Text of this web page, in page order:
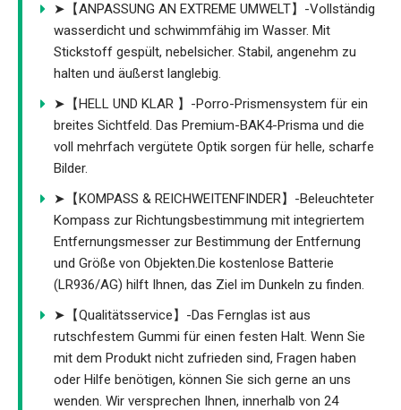
➤【ANPASSUNG AN EXTREME UMWELT】-Vollständig
wasserdicht und schwimmfähig im Wasser. Mit
Stickstoff gespült, nebelsicher. Stabil, angenehm zu
halten und äußerst langlebig.
➤【HELL UND KLAR 】-Porro-Prismensystem für ein
breites Sichtfeld. Das Premium-BAK4-Prisma und die
voll mehrfach vergütete Optik sorgen für helle, scharfe
Bilder.
➤【KOMPASS & REICHWEITENFINDER】-Beleuchteter
Kompass zur Richtungsbestimmung mit integriertem
Entfernungsmesser zur Bestimmung der Entfernung
und Größe von Objekten.Die kostenlose Batterie
(LR936/AG) hilft Ihnen, das Ziel im Dunkeln zu finden.
➤【Qualitätsservice】-Das Fernglas ist aus
rutschfestem Gummi für einen festen Halt. Wenn Sie
mit dem Produkt nicht zufrieden sind, Fragen haben
oder Hilfe benötigen, können Sie sich gerne an uns
wenden. Wir versprechen Ihnen, innerhalb von 24